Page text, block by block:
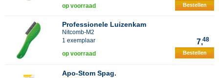
op voorraad Bestellen
Professionele Luizenkam
Nitcomb-M2
1 exemplaar
7,48
op voorraad Bestellen
Apo-Stom Spag.